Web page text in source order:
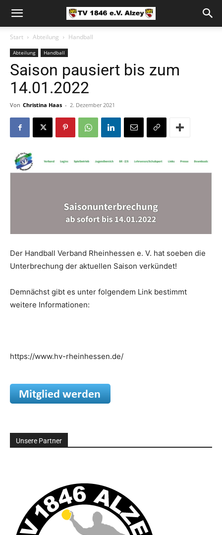
Start Abteilung Handball
Abteilung Handball
Saison pausiert bis zum
14.01.2022
Von Christina Haas - 2. Dezember 2021
Der Handball Verband Rheinhessen e. V. hat soeben die
Unterbrechung der aktuellen Saison verkündet!
Demnächst gibt es unter folgendem Link bestimmt
weitere Informationen:
https://www.hv-rheinhessen.de/
Unsere Partner